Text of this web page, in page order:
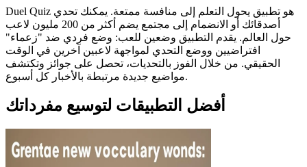
Duel Quiz هو تطبيق يحول التعلم إلى منافسة ممتعة. يمكنك تحدي
أصدقائك أو الانضمام إلى مجتمع يضم أكثر من 200 مليون لاعب
حول العالم. يقدم التطبيق وضعين للعب: وضع فردي ضد "زعماء"
افتراضيين ووضع التحدي لمواجهة لاعبين آخرين في الوقت
الحقيقي. من خلال الفوز بالتحديات، تحصل على جوائز وتكتشف
مواضيع جديدة مرتبطة بالأخبار كل أسبوع.
أفضل التطبيقات لتوسيع مفرداتك